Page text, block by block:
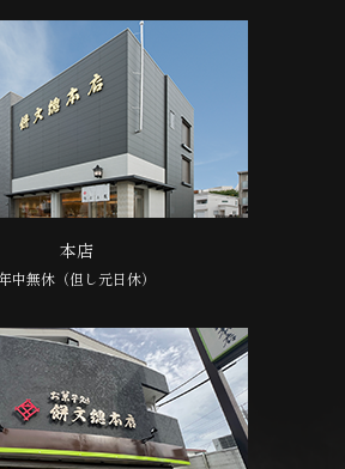
本店
年中無休（但し元日休）